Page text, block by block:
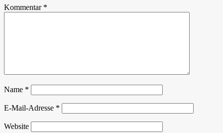
Kommentar *
Name *
E-Mail-Adresse *
Website